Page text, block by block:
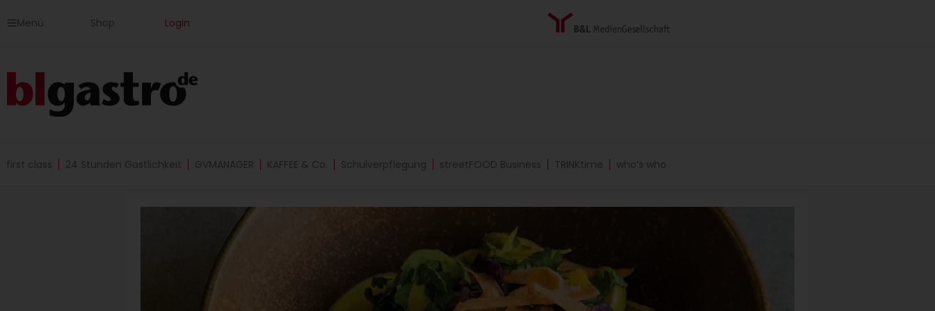
InhaltMenü Shop Login
first class 24 Stunden Gastlichkeit GVMANAGER KAFFEE & Co. Schulverpflegung streetFOOD Business TRINKtime who’s who